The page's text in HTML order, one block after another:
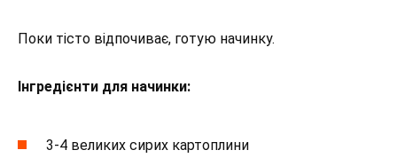
Поки тісто відпочиває, готую начинку.
Інгредієнти для начинки:
3-4 великих сирих картоплини